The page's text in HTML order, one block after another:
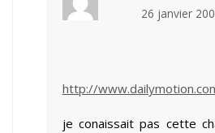
26 janvier
http://
je conaissait pas cette